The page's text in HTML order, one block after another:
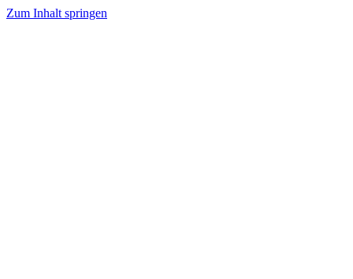
Zum Inhalt springen